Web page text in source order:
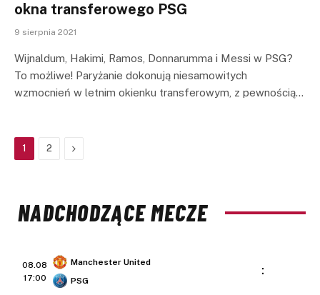
okna transferowego PSG
9 sierpnia 2021
Wijnaldum, Hakimi, Ramos, Donnarumma i Messi w PSG?
To możliwe! Paryżanie dokonują niesamowitych
wzmocnień w letnim okienku transferowym, z pewnością…
1 2 Next
NADCHODZĄCE MECZE
08.08
17:00
Manchester United
PSG
: